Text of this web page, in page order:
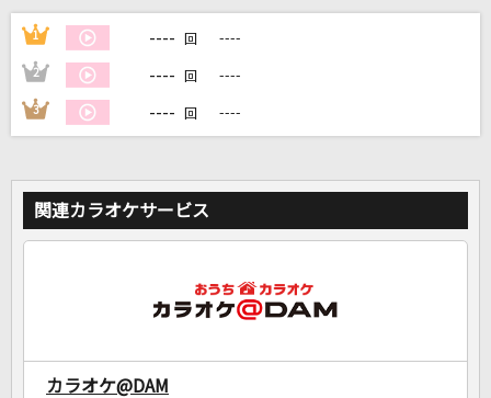
1 ---- 回 ----
2 ---- 回 ----
3 ---- 回 ----
関連カラオケサービス
カラオケ@DAM